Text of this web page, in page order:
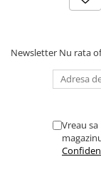
🎯 Ideal pentru:
• Baie zilnică
• Călătorii și
• Părinți care
Newsletter Nu rata
Vreau